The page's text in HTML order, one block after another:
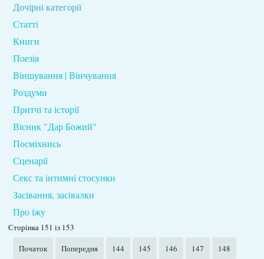
Дочірні категорії
Статті
Книги
Поезія
Віншування | Вінчування
Роздуми
Притчі та історії
Вісник "Дар Божий"
Посміхнись
Сценарії
Секс та інтимні стосунки
Засівання, засівалки
Про їжу
Сторінка 151 із 153
Початок
Попередня 144 145 146 147 148